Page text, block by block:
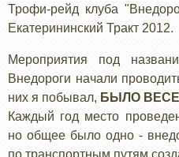
2012
Трофи-рейд клуба
Екатерининский Тракт 2012.
Мероприятия под
Внедороги начали
них я побывал, БЫЛО
Каждый год место
но общее было одно -
по транспортным путям